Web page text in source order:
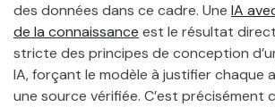
des données dans ce cadre. Une IA
de la connaissance est le résultat
stricte des principes de conception
IA, forçant le modèle à justifier chaque
une source vérifiée. C’est